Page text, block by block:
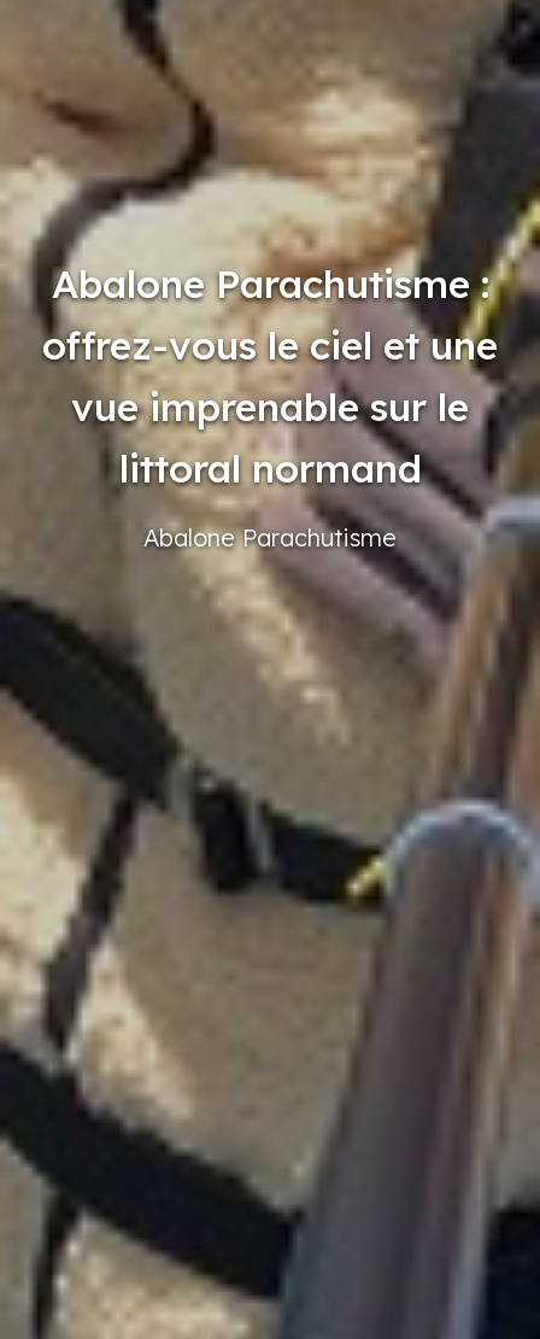
Abalone Parachutisme :
offrez-vous le ciel et une
vue imprenable sur le
littoral normand
Abalone Parachutisme